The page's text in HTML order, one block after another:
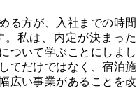
る方が、入社までの時間
。私は、内定が決まった
ついて学ぶことにしまし
てだけではなく、宿泊施
広い事業があることを改